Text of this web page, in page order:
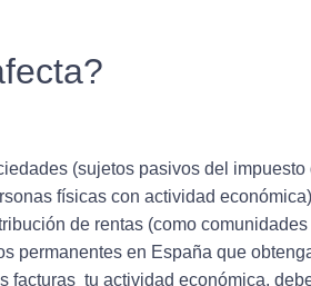
(sujetos pasivos del
físicas con actividad
de rentas (como
permanentes en España que
facturas tu actividad económica,